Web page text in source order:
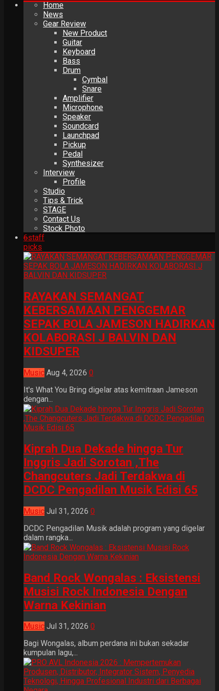
Home
News
Gear Review
New Product
Guitar
Keyboard
Bass
Drum
Cymbal
Snare
Amplifier
Microphone
Speaker
Soundcard
Launchpad
Pickup
Pedal
Synthesizer
Interview
Profile
Studio
Tips & Trick
STAGE
Contact Us
Stock Photo
6staff
picks
RAYAKAN SEMANGAT
KEBERSAMAAN PENGGEMAR
SEPAK BOLA JAMESON HADIRKAN
KOLABORASI J BALVIN DAN
KIDSUPER
Music Aug 4, 2026 0
It's What You Bring digelar atas kemitraan Jameson
dengan...
Kiprah Dua Dekade hingga Tur
Inggris Jadi Sorotan ,The
Changcuters Jadi Terdakwa di
DCDC Pengadilan Musik Edisi 65
Music Jul 31, 2026 0
DCDC Pengadilan Musik adalah program yang digelar
dalam rangka...
Band Rock Wongalas : Eksistensi
Musisi Rock Indonesia Dengan
Warna Kekinian
Music Jul 31, 2026 0
Bagi Wongalas, album perdana ini bukan sekadar
kumpulan lagu,...